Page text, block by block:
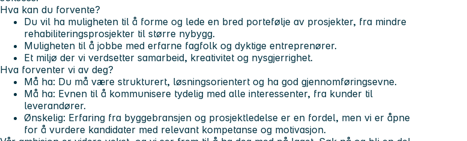
Hva kan du forvente?
Du vil ha muligheten til å forme og lede en bred portefølje av prosjekter, fra mindre
rehabiliteringsprosjekter til større nybygg.
Muligheten til å jobbe med erfarne fagfolk og dyktige entreprenører.
Et miljø der vi verdsetter samarbeid, kreativitet og nysgjerrighet.
Hva forventer vi av deg?
Må ha: Du må være strukturert, løsningsorientert og ha god gjennomføringsevne.
Må ha: Evnen til å kommunisere tydelig med alle interessenter, fra kunder til
leverandører.
Ønskelig: Erfaring fra byggebransjen og prosjektledelse er en fordel, men vi er åpne
for å vurdere kandidater med relevant kompetanse og motivasjon.